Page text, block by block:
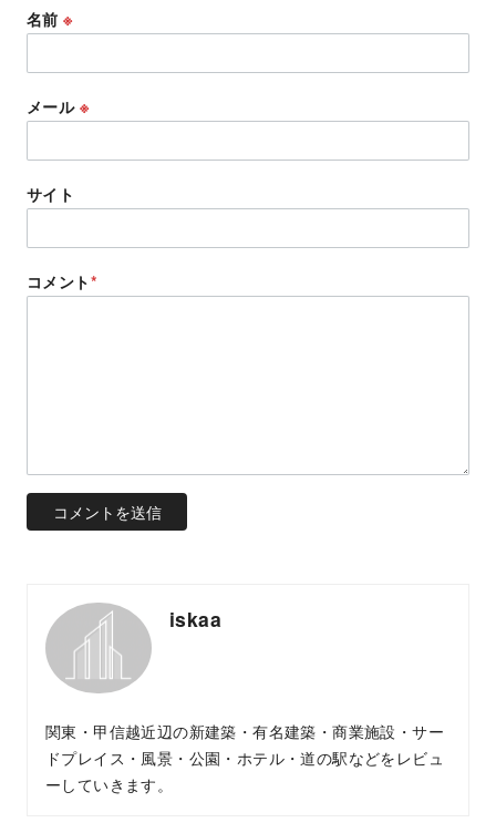
名前※
メール ※
サイト
コメント*
iskaa
関東・甲信越近辺の新建築・有名建築・商業施設・サー
ドプレイス・風景・公園・ホテル・道の駅などをレビュ
ーしていきます。